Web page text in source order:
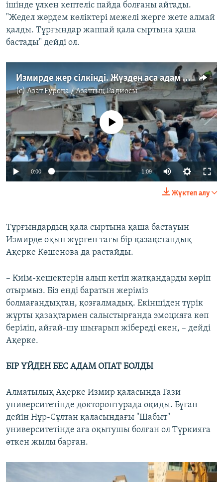
ішінде үлкен кептеліс пайда болғаны айтады.
"Жедел жәрдем көліктері межелі жерге жете алмай
қалды. Тұрғындар жаппай қала сыртына қаша
бастады" дейді ол.
Измирде жер сілкінді. Жүзден аса адам қайтыс болды
(c)Азат Еуропа / Азаттық Радиосы
720p 1080p
No media source currently available
0:00 1:09
720p
Жүктеп алу
Тұрғындардың қала сыртына қаша бастауын
Измирде оқып жүрген тағы бір қазақстандық
Ақерке Көшенова да растайды.
– Киім-кешектерін алып кетіп жатқандарды көріп
отырмыз. Біз енді баратын жеріміз
болмағандықтан, қозғалмадық. Екіншіден түрік
жұрты қазақтармен салыстырғанда эмоцияға көп
беріліп, айғай-шу шығарып жібереді екен, – дейді
Ақерке.
БІР ҮЙДЕН БЕС АДАМ ОПАТ БОЛДЫ
Алматылық Ақерке Измир қаласында Гази
университетінде докторонтурада оқиды. Бұған
дейін Нұр-Сұлтан қаласындағы "Шабыт"
университетінде аға оқытушы болған ол Түркияға
өткен жылы барған.